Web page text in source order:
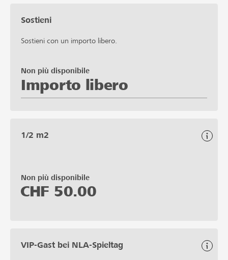
Sostieni
Sostieni con un importo libero.
Importo libero
Non più disponibile
1/2 m2
Non più disponibile
CHF 50.00
VIP-Gast bei NLA-Spieltag